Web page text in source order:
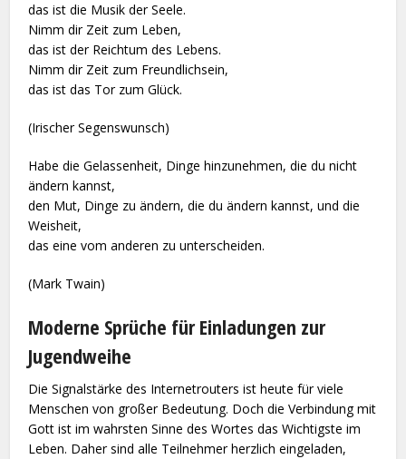
das ist die Musik der Seele.
Nimm dir Zeit zum Leben,
das ist der Reichtum des Lebens.
Nimm dir Zeit zum Freundlichsein,
das ist das Tor zum Glück.
(Irischer Segenswunsch)
Habe die Gelassenheit, Dinge hinzunehmen, die du nicht
ändern kannst,
den Mut, Dinge zu ändern, die du ändern kannst, und die
Weisheit,
das eine vom anderen zu unterscheiden.
(Mark Twain)
Moderne Sprüche für Einladungen zur
Jugendweihe
Die Signalstärke des Internetrouters ist heute für viele
Menschen von großer Bedeutung. Doch die Verbindung mit
Gott ist im wahrsten Sinne des Wortes das Wichtigste im
Leben. Daher sind alle Teilnehmer herzlich eingeladen,